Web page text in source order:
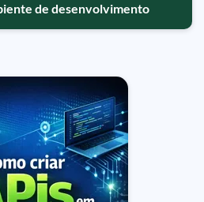
de desenvolvimento